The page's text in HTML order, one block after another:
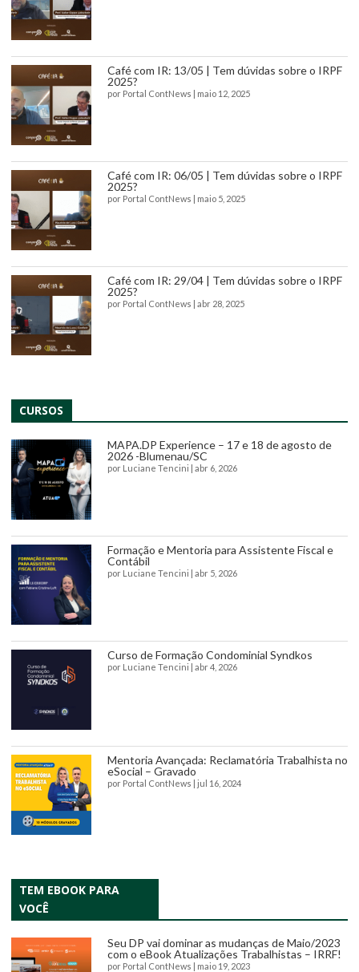
Café com IR: 13/05 | Tem dúvidas sobre o IRPF
2025?
por Portal ContNews | maio 12, 2025
Café com IR: 06/05 | Tem dúvidas sobre o IRPF
2025?
por Portal ContNews | maio 5, 2025
Café com IR: 29/04 | Tem dúvidas sobre o IRPF
2025?
por Portal ContNews | abr 28, 2025
CURSOS
MAPA.DP Experience – 17 e 18 de agosto de
2026 -Blumenau/SC
por Luciane Tencini | abr 6, 2026
Formação e Mentoria para Assistente Fiscal e
Contábil
por Luciane Tencini | abr 5, 2026
Curso de Formação Condominial Syndkos
por Luciane Tencini | abr 4, 2026
Mentoria Avançada: Reclamatória Trabalhista no
eSocial – Gravado
por Portal ContNews | jul 16, 2024
TEM EBOOK PARA
VOCÊ
Seu DP vai dominar as mudanças de Maio/2023
com o eBook Atualizações Trabalhistas – IRRF!
por Portal ContNews | maio 19, 2023